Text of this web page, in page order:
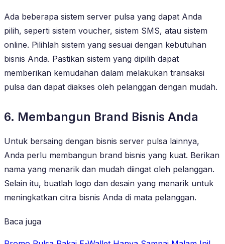
Ada beberapa sistem server pulsa yang dapat Anda
pilih, seperti sistem voucher, sistem SMS, atau sistem
online. Pilihlah sistem yang sesuai dengan kebutuhan
bisnis Anda. Pastikan sistem yang dipilih dapat
memberikan kemudahan dalam melakukan transaksi
pulsa dan dapat diakses oleh pelanggan dengan mudah.
6. Membangun Brand Bisnis Anda
Untuk bersaing dengan bisnis server pulsa lainnya,
Anda perlu membangun brand bisnis yang kuat. Berikan
nama yang menarik dan mudah diingat oleh pelanggan.
Selain itu, buatlah logo dan desain yang menarik untuk
meningkatkan citra bisnis Anda di mata pelanggan.
Baca juga